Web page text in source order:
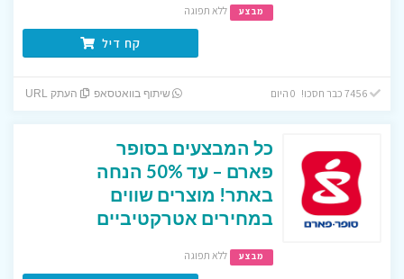
מבצע ללא תפוגה
קח דיל
7456 כבר חסכו! 0 היום שיתוף בוואטסאפ העתק URL
כל המבצעים בסופר
פארם – עד 50% הנחה
באתר! מוצרים שווים
במחירים אטרקטיביים
מבצע ללא תפוגה